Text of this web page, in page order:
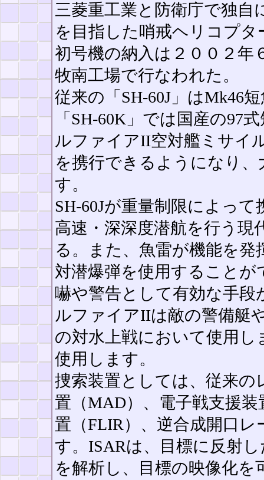
三菱重工業と防衛庁で独自
を目指した哨戒ヘリコプタ
初号機の納入は２００２年
牧南工場で行なわれた。
従来の「SH-60J」はMk46
「SH-60K」では国産の97
ルファイアII空対艦ミサイ
を携行できるようになり
す。
SH-60Jが重量制限によっ
高速・深深度潜航を行う
る。また、魚雷が機能を
対潜爆弾を使用すること
嚇や警告として有効な手段
ルファイアIIは敵の警備艇
の対水上戦において使用
使用します。
捜索装置としては、従来の
置（MAD）、電子戦支援
置（FLIR）、逆合成開口
す。ISARは、目標に反射
を解析し、目標の映像化